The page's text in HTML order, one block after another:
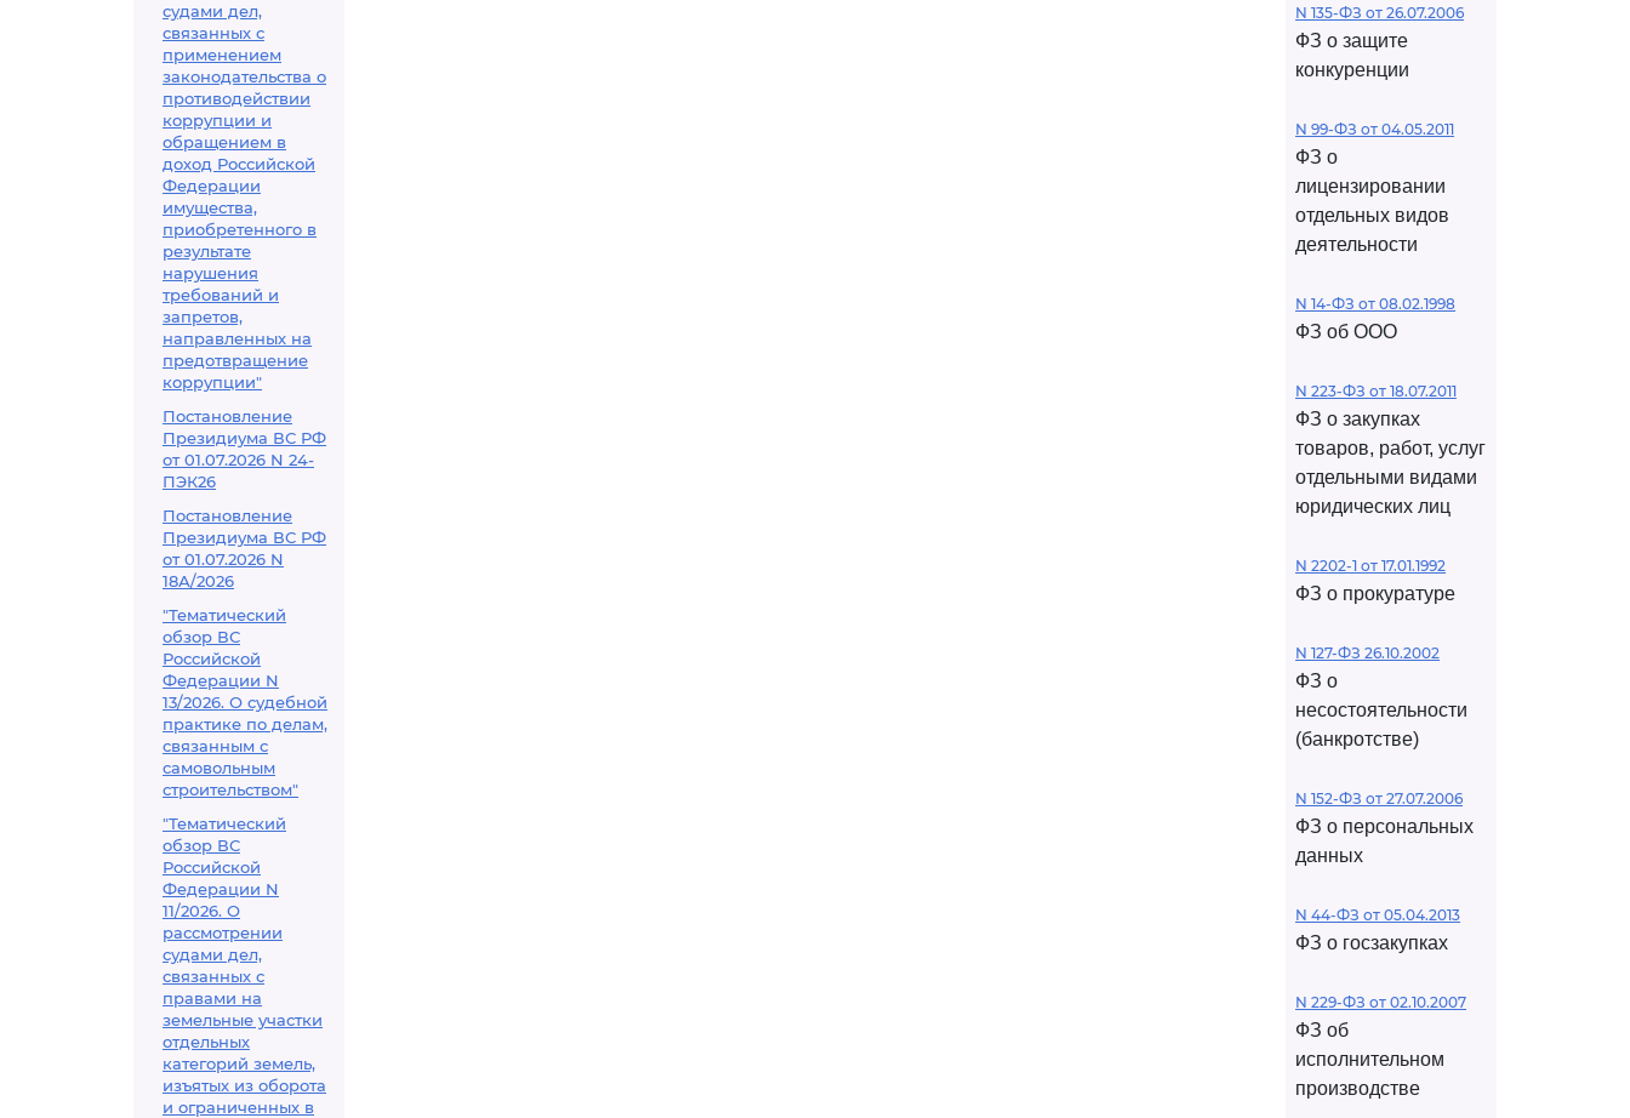
судами дел,
связанных с
применением
законодательства о
противодействии
коррупции и
обращением в
доход Российской
Федерации
имущества,
приобретенного в
результате
нарушения
требований и
запретов,
направленных на
предотвращение
коррупции"
Постановление
Президиума ВС РФ
от 01.07.2026 N 24-
ПЭК26
Постановление
Президиума ВС РФ
от 01.07.2026 N
18А/2026
"Тематический
обзор ВС
Российской
Федерации N
13/2026. О судебной
практике по делам,
связанным с
самовольным
строительством"
"Тематический
обзор ВС
Российской
Федерации N
11/2026. О
рассмотрении
судами дел,
связанных с
правами на
земельные участки
отдельных
категорий земель,
изъятых из оборота
и ограниченных в
N 135-ФЗ от 26.07.2006
ФЗ о защите
конкуренции
N 99-ФЗ от 04.05.2011
ФЗ о
лицензировании
отдельных видов
деятельности
N 14-ФЗ от 08.02.1998
ФЗ об ООО
N 223-ФЗ от 18.07.2011
ФЗ о закупках
товаров, работ, услуг
отдельными видами
юридических лиц
N 2202-1 от 17.01.1992
ФЗ о прокуратуре
N 127-ФЗ 26.10.2002
ФЗ о
несостоятельности
(банкротстве)
N 152-ФЗ от 27.07.2006
ФЗ о персональных
данных
N 44-ФЗ от 05.04.2013
ФЗ о госзакупках
N 229-ФЗ от 02.10.2007
ФЗ об
исполнительном
производстве